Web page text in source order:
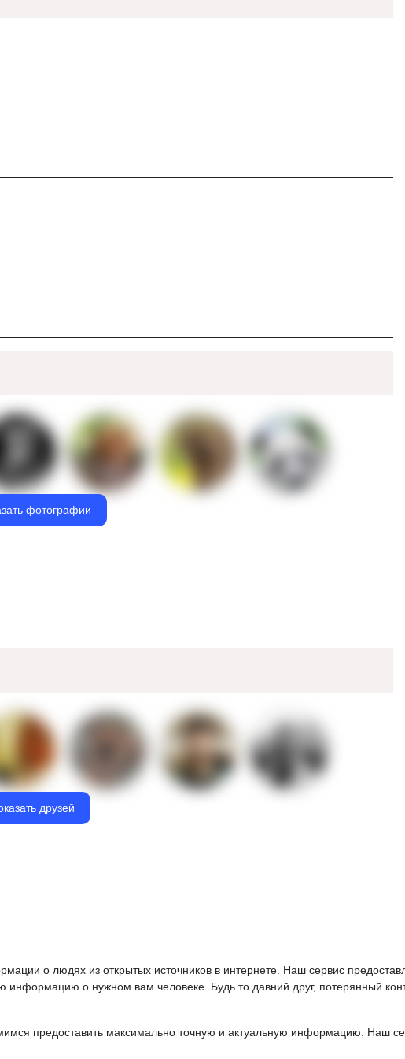
фотографии
друзей
о людях из открытых источников в интернете. Наш сервис
о нужном вам человеке. Будь то давний друг, потерянный
предоставить максимально точную и актуальную информацию. Наш